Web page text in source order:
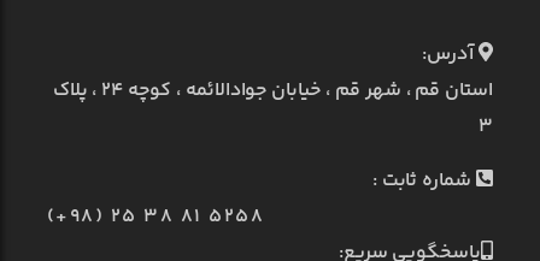
آدرس:
استان قم ، شهر قم ، خیابان جوادالائمه ، کوچه ۲۴ ، پلاک
۳
شماره ثابت :
(+98) 25 38 81 5258
پاسخگویی سریع: